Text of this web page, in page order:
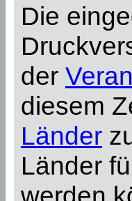
Die
der
diesem
Länder
Länder
werden